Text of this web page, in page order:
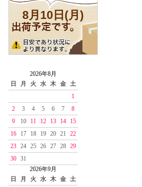
2026年8月
日
月 火 水 木 金 土
1
2
3 4 5 6 7
8
9
10 11 12 13 14
15
16
17 18 19 20 21
22
23 24 25 26 27 28 29
30 31
2026年9月
日
月 火 水 木 金 土